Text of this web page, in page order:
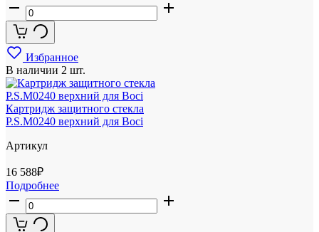
Избранное
В наличии 2 шт.
Картридж защитного стекла
P.S.M0240 верхний для Boci
Артикул
16 588₽
Подробнее